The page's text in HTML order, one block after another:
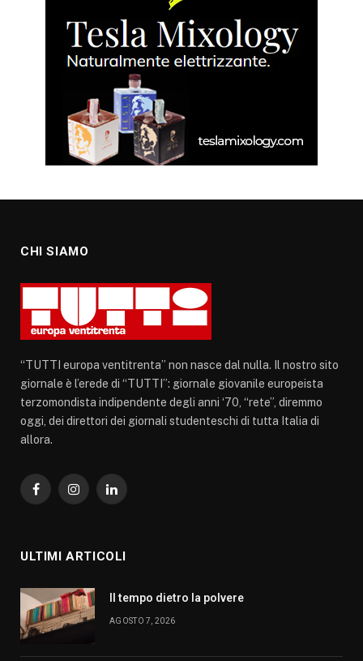
CHI SIAMO
“TUTTI europa ventitrenta” non nasce dal nulla. Il nostro sito
giornale è l’erede di “TUTTI”: giornale giovanile europeista
terzomondista indipendente degli anni ‘70, “rete”, diremmo
oggi, dei direttori dei giornali studenteschi di tutta Italia di
allora.
FacebookInstagramLinkedIn
ULTIMI ARTICOLI
Il tempo dietro la polvere
AGOSTO 7, 2026